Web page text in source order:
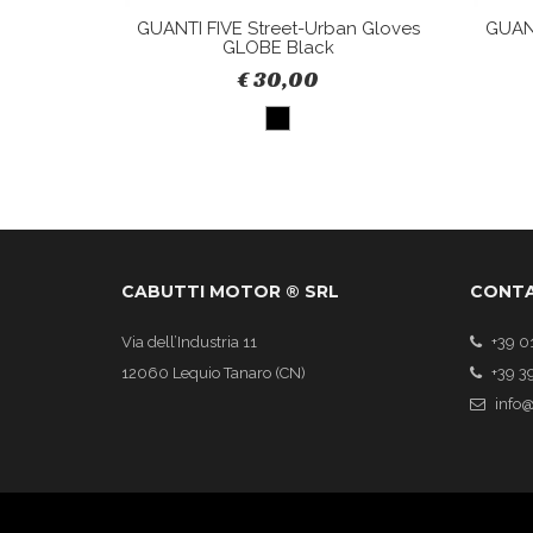
GUANTI FIVE Street-Urban Gloves
GLOBE Black
€ 30,00
CABUTTI MOTOR ® SRL
Via dell’Industria 11
12060 Lequio Tanaro (CN)
+39
+39